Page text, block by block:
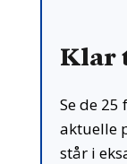
Klar
Se de 25
aktuelle
står i